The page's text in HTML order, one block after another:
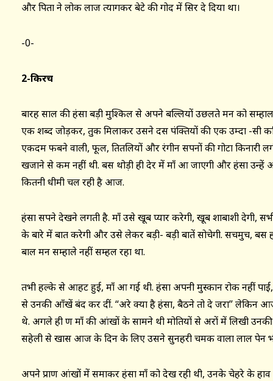
और पिता ने लोक लाज त्यागकर बेटे की गोद में सिर दे दिया था।
-0-
2-किरचें
बारह साल की हंसा बड़ी मुश्किल से अपने बल्लियों उछलते मन को सम्हाल
एक शब्द जोड़कर, तुक मिलाकर उसने दस पंक्तियों की एक उम्दा -सी
एकदम फबने वाली, फूल, तितलियों और रंगीन सपनों की गोटा
खजाने से कम नहीं थी. बस थोड़ी ही देर में माँ आ जाएगी और हंसा उन्हें
कितनी धीमी चल रही है आज.
हंसा सपने देखने लगती है. माँ उसे खूब प्यार करेगी, खूब शाबाशी देगी,
के बारे में बात करेगी और उसे लेकर बड़ी- बड़ी बातें सोचेगी. सचमुच, बस
बाल मन सम्हाले नहीं सम्हल रहा था.
तभी हल्के से आहट हुई, माँ आ गई थी. हंसा अपनी मुस्कान रोक नहीं
से उनकी आँखें बंद कर दीं. “अरे क्या है हंसा, बैठने तो दे जरा” लेकिन
थे. अगले ही क्षण माँ की आंखों के सामने थी मोतियों से अक्षरों में लिखी
सहेली से खास आज के दिन के लिए उसने सुनहरी चमक वाला लाल पेन
अपने प्राण आंखों में समाकर हंसा माँ को देख रही थी, उनके चेहरे के